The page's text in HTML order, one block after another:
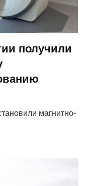
получили
магнитно-